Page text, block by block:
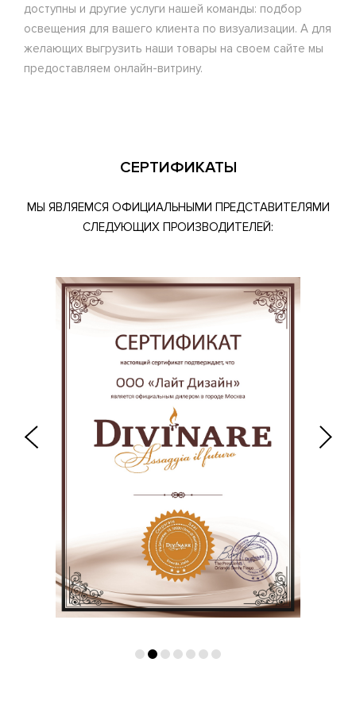
доступны и другие услуги нашей команды: подбор
освещения для вашего клиента по визуализации. А для
желающих выгрузить наши товары на своем сайте мы
предоставляем онлайн-витрину.
СЕРТИФИКАТЫ
МЫ ЯВЛЯЕМСЯ ОФИЦИАЛЬНЫМИ ПРЕДСТАВИТЕЛЯМИ
СЛЕДУЮЩИХ ПРОИЗВОДИТЕЛЕЙ: